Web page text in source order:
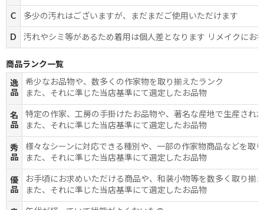
C 多少の汚れはございますが、まだまだご使用いただけます
D 汚れやシミ等があるため着用は個人差となります リメイクにお
商品ランク一覧
逸
品
希少なお品物や、数多くの作家物を取り揃えたランク
また、それに準じた当店基準にて選定したお品物
名
品
特定の作家、工房の手掛けたお品物や、著名な産地で生産され
また、それに準じた当店基準にて選定したお品物
秀
品
様々なシーンに対応できる種別や、一部の作家物商品などを取
また、それに準じた当店基準にて選定したお品物
優
品
お手頃にお求めいただける商品や、和装小物等を数多く取り揃
また、それに準じた当店基準にて選定したお品物